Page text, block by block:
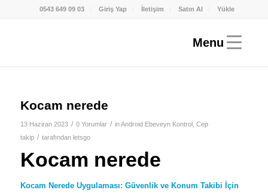
0543 649 09 03 Giriş Yap İletişim Satın Al Yükle
Kocam nerede
13 Haziran 2023 / 0 Yorumlar / inAndroid Ebeveyn Kontrol, Cep
takip / tarafından letsgo
Kocam nerede
Kocam Nerede Uygulaması: Güvenlik ve Konum Takibi İçin